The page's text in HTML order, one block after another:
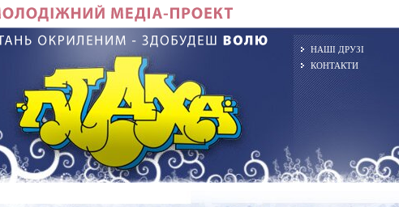
НАШІ ДРУЗІ
КОНТАКТИ